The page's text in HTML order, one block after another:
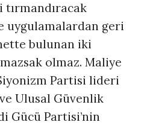
uygulamalardan geri
bulunan iki
olmaz. Maliye
Partisi lideri
Ulusal Güvenlik
Gücü Partisi’nin